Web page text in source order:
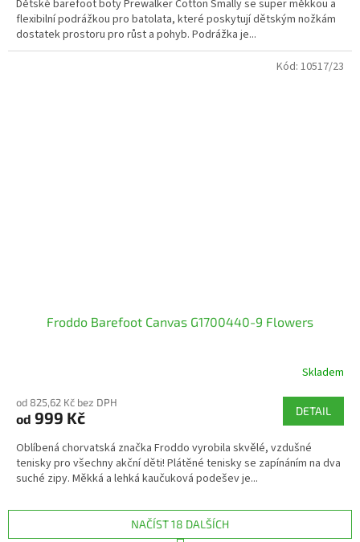
Dětské barefoot boty Prewalker Cotton Smally se super měkkou a
flexibilní podrážkou pro batolata, které poskytují dětským nožkám
dostatek prostoru pro růst a pohyb. Podrážka je...
Froddo Barefoot Canvas G1700440-9 Flowers
Skladem
od 825,62 Kč bez DPH
od 999 Kč DETAIL
Oblíbená chorvatská značka Froddo vyrobila skvělé, vzdušné
tenisky pro všechny akční děti! Plátěné tenisky se zapínáním na dva
suché zipy. Měkká a lehká kaučuková podešev je...
Kód: 10517/23
NAČÍST 18 DALŠÍCH